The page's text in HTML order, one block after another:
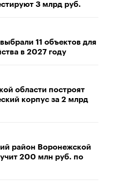
3 млрд руб.
11 объектов для
в 2027 году
области построят
корпус за 2 млрд
район Воронежской
200 млн руб. по